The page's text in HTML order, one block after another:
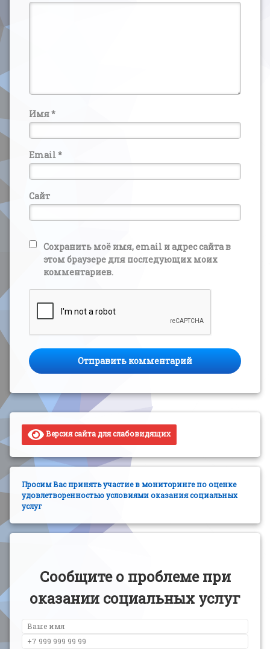
Имя*
Email*
Сайт
Сохранить моё имя, email и адрес сайта в
этом браузере для последующих моих
комментариев.
Версия сайта для слабовидящих
Просим Вас принять участие в мониторинге по оценке
удовлетворенностью условиями оказания социальных
услуг
Сообщите о проблеме при
оказании социальных услуг